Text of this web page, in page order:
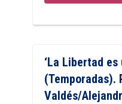
‘La Libertad es
(Temporadas).
Valdés/